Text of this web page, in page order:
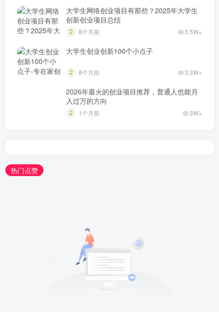
大学生网络创业项目有那些？2025年大学生
创新创业项目总结
8个月前 3.5W+
大学生创业创新100个小点子
8个月前 3.3W+
2026年最火的创业项目推荐，普通人也能月
入过万的方向
1个月前 3W+
热门点赞